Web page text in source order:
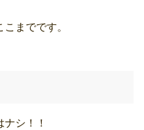
までです。
シ！！